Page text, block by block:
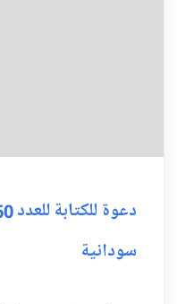
سودانية